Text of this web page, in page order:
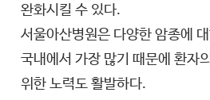
완화시킬 수 있다.
서울아산병원은 다양한 암종에
국내에서 가장 많기 때문에 환자
위한 노력도 활발하다.